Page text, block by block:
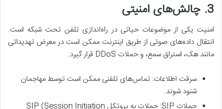
3. چالش‌های امنیتی
امنیت یکی از موضوعات حیاتی در راه‌اندازی تلفن تحت شبکه است.
انتقال داده‌های صوتی از طریق اینترنت ممکن است در معرض تهدیداتی
مانند هک، استراق سمع، و حملات DDoS قرار گیرد.
سرقت اطلاعات: تماس‌های تلفنی ممکن است توسط مهاجمان
شنود شوند.
حملات SIP: حملات به پروتکل SIP (Session Initiation